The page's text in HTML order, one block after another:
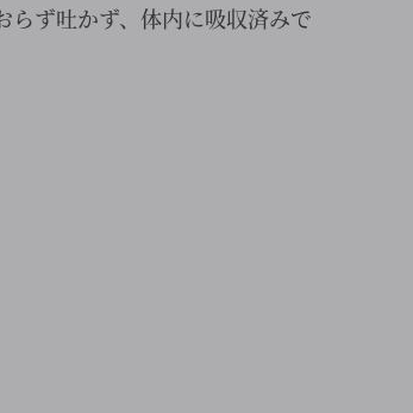
ず吐かず、体内に吸収済みで